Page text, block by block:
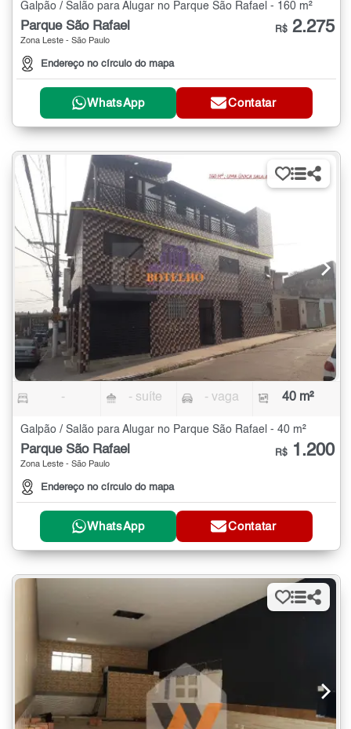
Galpão / Salão para Alugar no Parque São Rafael - 160 m²
Parque São Rafael
Zona Leste - São Paulo
Endereço no círculo do mapa
R$ 2.275
WhatsApp Contatar
- - suíte - vaga 40 m²
Galpão / Salão para Alugar no Parque São Rafael - 40 m²
Parque São Rafael
Zona Leste - São Paulo
Endereço no círculo do mapa
R$ 1.200
WhatsApp Contatar